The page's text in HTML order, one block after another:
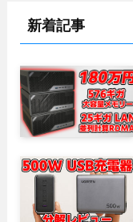
新着記事